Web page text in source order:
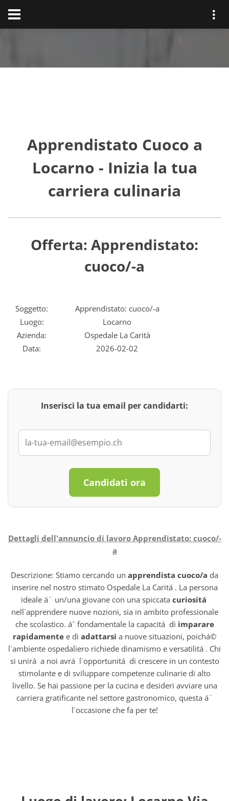
Apprendistato Cuoco a
Locarno - Inizia la tua
carriera culinaria
Offerta: Apprendistato:
cuoco/-a
Soggetto:
Apprendistato: cuoco/-a
Luogo:
Locarno
Azienda:
Ospedale La Carità
Data:
2026-02-02
Inserisci la tua email per candidarti:
Candidati ora
Dettagli dell'annuncio di lavoro Apprendistato: cuoco/-
a
Descrizione: Stiamo cercando un apprendista cuoco/a da
inserire nel nostro stimato Ospedale La Caritá . La persona
ideale á¨ un/una giovane con una spiccata curiositá
nell`apprendere nuove nozioni, sia in ambito professionale
che scolastico. áˆ fondamentale la capacitá di imparare
rapidamente e di adattarsi a nuove situazioni, poichá©
l`ambiente ospedaliero richiede dinamismo e versatilitá . Chi
si unirá a noi avrá l`opportunitá di crescere in un contesto
stimolante e di sviluppare competenze culinarie di alto
livello. Se hai passione per la cucina e desideri avviare una
carriera gratificante nel settore gastronomico, questa á¨
l`occasione che fa per te!